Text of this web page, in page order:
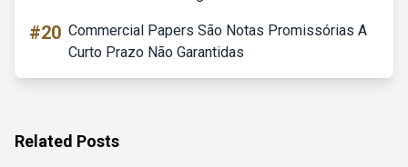
#20 Commercial Papers São Notas Promissórias A
Curto Prazo Não Garantidas
Related Posts